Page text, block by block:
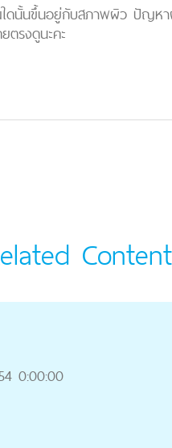
ใดนั้นขึ้นอยู่กับสภาพผิว ปัญ
ตรงดูนะคะ
0:00:00